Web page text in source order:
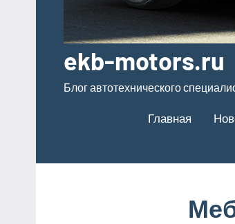
ekb-motors.ru
Блог автотехнического
Главная